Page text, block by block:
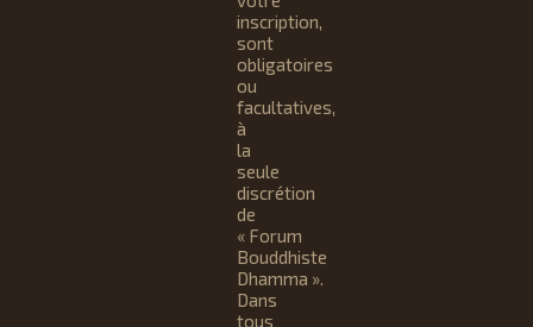
inscription,
sont
obligatoires
ou
facultatives,
à
la
seule
discrétion
de
« Forum
Bouddhiste
Dhamma ».
Dans
tous